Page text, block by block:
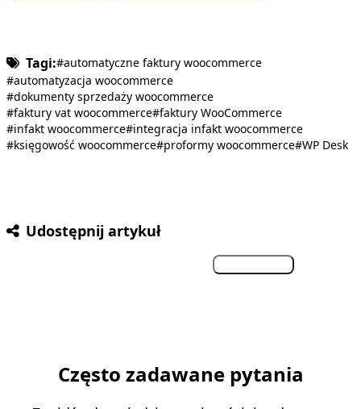
Tagi:#automatyczne faktury woocommerce
#automatyzacja woocommerce
#dokumenty sprzedaży woocommerce
#faktury vat woocommerce#faktury WooCommerce
#infakt woocommerce#integracja infakt woocommerce
#księgowość woocommerce#proformy woocommerce#WP Desk
Udostępnij artykuł
Często zadawane pytania